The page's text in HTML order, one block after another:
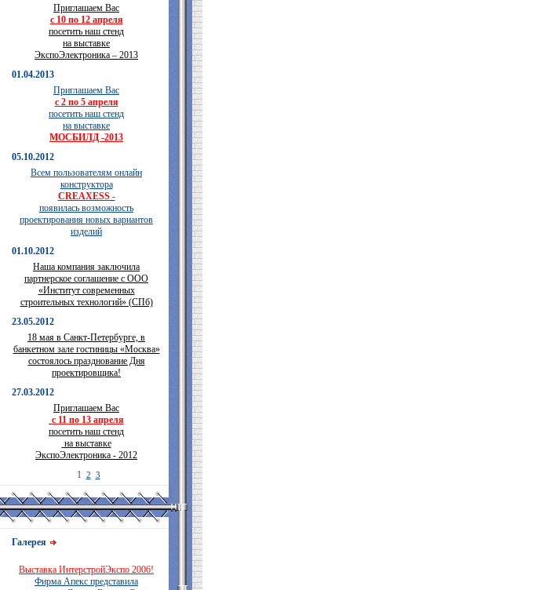
Приглашаем Вас
с 10 по 12 апреля
посетить наш стенд
на выставке
ЭкспоЭлектроника – 2013
01.04.2013
Приглашаем Вас
с 2 по 5 апреля
посетить наш стенд
на выставке
МОСБИЛД -2013
05.10.2012
Всем пользователям онлайн
конструктора
CREAXESS-
появилась возможность
проектирования новых вариантов
изделий
01.10.2012
Наша компания заключила
партнерское соглашение с ООО
«Институт современных
строительных технологий» (СПб)
23.05.2012
18 мая в Санкт-Петербурге, в
банкетном зале гостиницы «Москва»
состоялось празднование Дня
проектировщика!
27.03.2012
Приглашаем Вас
с 11 по 13 апреля
посетить наш стенд
на выставке
ЭкспоЭлектроника - 2012
1 2 3
Галерея
Выставка ИнтерстройЭкспо 2006!
Фирма Апекс представила